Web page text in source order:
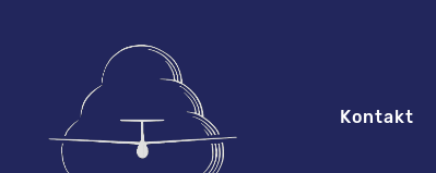
Kontakt